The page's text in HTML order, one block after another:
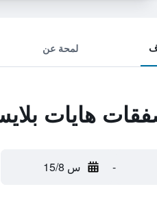
لمحة عن
هايات
- س 15/8